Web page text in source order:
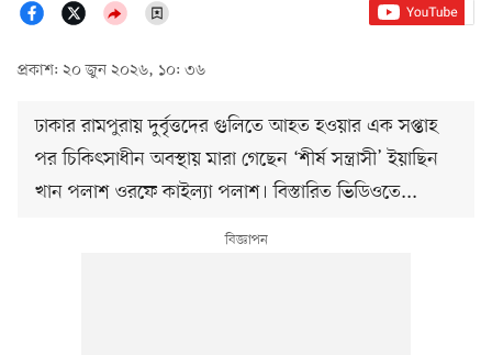
প্রকাশ: ২০ জুন ২০২৬, ১০: ৩৬
ঢাকার রামপুরায় দুর্বৃত্তদের গুলিতে আহত হওয়ার এক সপ্তাহ
পর চিকিৎসাধীন অবস্থায় মারা গেছেন ‘শীর্ষ সন্ত্রাসী’ ইয়াছিন
খান পলাশ ওরফে কাইল্যা পলাশ। বিস্তারিত ভিডিওতে...